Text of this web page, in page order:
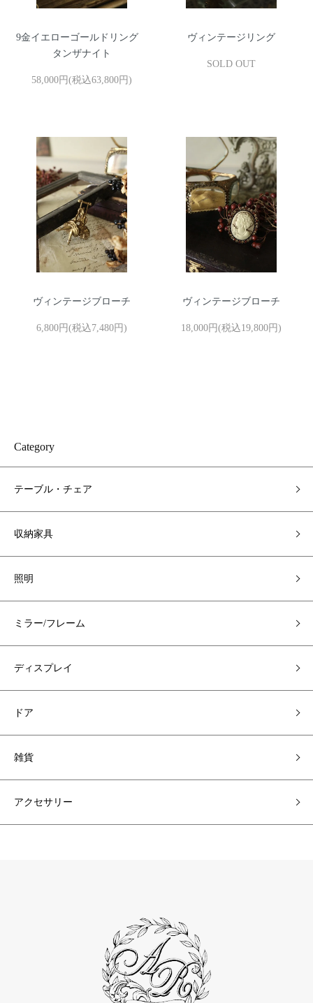
9金イエローゴールドリング
タンザナイト
58,000円(税込63,800円)
ヴィンテージリング
SOLD OUT
ヴィンテージブローチ
6,800円(税込7,480円)
ヴィンテージブローチ
18,000円(税込19,800円)
Category
テーブル・チェア
収納家具
照明
ミラー/フレーム
ディスプレイ
ドア
雑貨
アクセサリー